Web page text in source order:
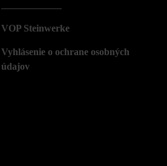
VOP Steinwerke
Vyhlásenie o ochrane osobných
údajov